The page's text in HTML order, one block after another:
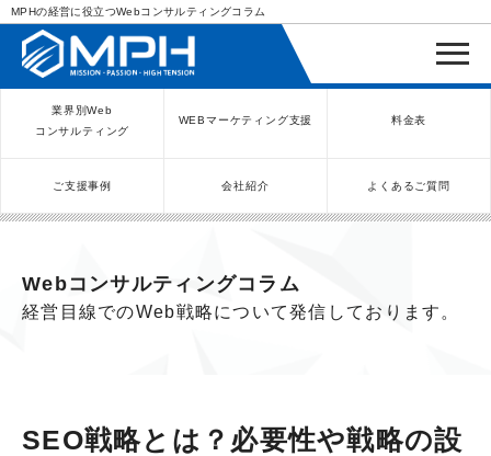
MPHの経営に役立つWebコンサルティングコラム
業界別Web
コンサルティング
WEBマーケティング支援 料金表
ご支援事例 会社紹介 よくあるご質問
Webコンサルティングコラム
経営目線でのWeb戦略について発信しております。
SEO戦略とは？必要性や戦略の設